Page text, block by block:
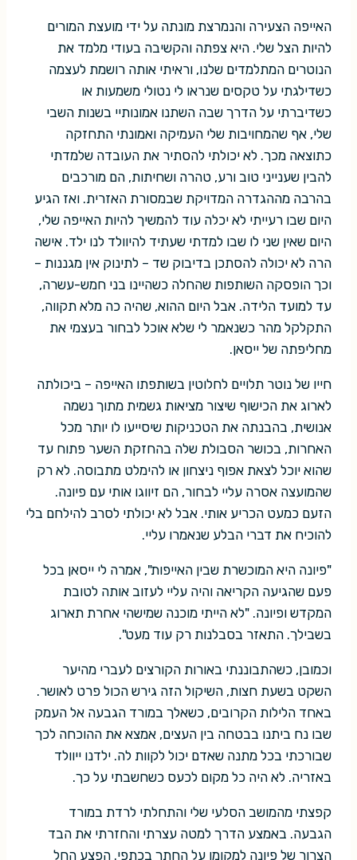
האייפה הצעירה והנמרצת מונתה על ידי מועצת המורים
להיות הצל שלי. היא צפתה והקשיבה בעודי מלמד את
הנוטרים המתלמדים שלנו, וראיתי אותה רושמת לעצמה
כשדילגתי על טקסים שנראו לי נטולי משמעות או
כשדיברתי על הדרך שבה השתנו אמונותיי בשנות השבי
שלי, אף שהמחויבות שלי העמיקה ואמונתי התחזקה
כתוצאה מכך. לא יכולתי להסתיר את העובדה שלמדתי
להבין שענייני טוב ורע, טהרה ושחיתות, הם מורכבים
בהרבה מההגדרה המדויקת שבמסורת האזרית. ואז הגיע
היום שבו רעייתי לא יכלה עוד להמשיך להיות האייפה שלי,
היום שאין שני לו שבו למדתי שעתיד להיוולד לנו ילד. אישה
הרה לא יכולה להסתכן בדיבוק שד – לתינוק אין מגננות –
וכך הופסקה השותפות שהחלה כשהיינו בני חמש-עשרה,
עד למועד הלידה. אבל היום ההוא, שהיה כה מלא תקווה,
התקלקל מהר כשנאמר לי שלא אוכל לבחור בעצמי את
מחליפתה של ייסאן.
חייו של נוטר תלויים לחלוטין בשותפתו האייפה – ביכולתה
לארוג את הכישוף שיצור מציאות גשמית מתוך נשמה
אנושית, בהבנתה את הטכניקות שיסייעו לו יותר מכל
האחרות, בכושר הסבולת שלה בהחזקת השער פתוח עד
שהוא יוכל לצאת אפוף ניצחון או להימלט מתבוסה. לא רק
שהמועצה אסרה עליי לבחור, הם זיווגו אותי עם פיונה.
הזעם כמעט הכריע אותי. אבל לא יכולתי לסרב להילחם בלי
להוכיח את דברי הבלע שנאמרו עליי.
"פיונה היא המוכשרת שבין האייפות", אמרה לי ייסאן בכל
פעם שהגיעה הקריאה והיה עליי לעזוב אותה לטובת
המקדש ופיונה. "לא הייתי מוכנה שמישהי אחרת תארוג
בשבילך. התאזר בסבלנות רק עוד מעט".
וכמובן, כשהתבוננתי באורות הקורצים לעברי מהיער
השקט בשעת חצות, השיקול הזה גירש הכול פרט לאושר.
באחד הלילות הקרובים, כשאלך במורד הגבעה אל העמק
שבו נח ביתנו בבטחה בין העצים, אמצא את ההוכחה לכך
שבורכתי בכל מתנה שאדם יכול לקוות לה. ילדנו ייוולד
באזריה. לא היה כל מקום לכעס כשחשבתי על כך.
קפצתי מהמושב הסלעי שלי והתחלתי לרדת במורד
הגבעה. באמצע הדרך למטה עצרתי והחזרתי את הבד
הצרור של פיונה למקומו על החתך בכתפי. הפצע החל